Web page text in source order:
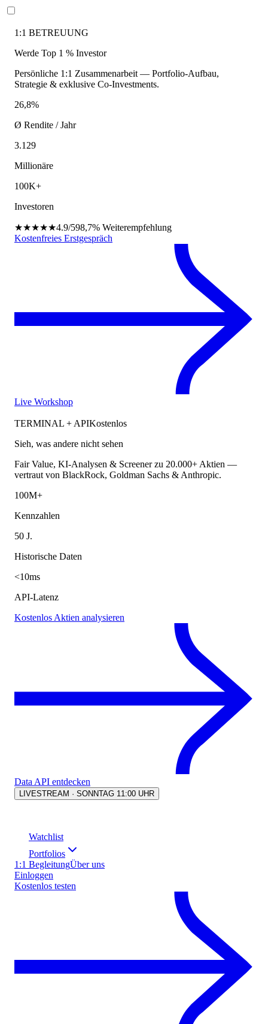
1:1 BETREUUNG
Werde Top 1 % Investor
Persönliche 1:1 Zusammenarbeit — Portfolio-Aufbau,
Strategie & exklusive Co-Investments.
26,8%
Ø Rendite / Jahr
3.129
Millionäre
100K+
Investoren
★★★★★4.9/598,7% Weiterempfehlung
Kostenfreies Erstgespräch
Live Workshop
TERMINAL + APIKostenlos
Sieh, was andere nicht sehen
Fair Value, KI-Analysen & Screener zu 20.000+ Aktien —
vertraut von BlackRock, Goldman Sachs & Anthropic.
100M+
Kennzahlen
50 J.
Historische Daten
<10ms
API-Latenz
Kostenlos Aktien analysieren
Data API entdecken
LIVESTREAM · SONNTAG 11:00 UHR
Watchlist
Portfolios
1:1 BegleitungÜber uns
Einloggen
Kostenlos testen